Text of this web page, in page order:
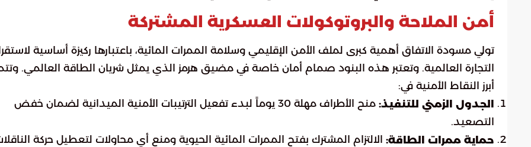
أمن الملاحة والبروتوكولات العسكرية المشتركة
تولي مسودة الاتفاق أهمية كبرى لملف الأمن الإقليمي وسلامة الممرات المائية، باعتبارها ركيزة أساسية
التجارة العالمية. وتعتبر هذه البنود صمام أمان خاصة في مضيق هرمز الذي يمثل شريان الطاقة العالمي.
أبرز النقاط الأمنية في:
الجدول الزمني للتنفيذ:
منح الأطراف مهلة 30 يوماً لبدء تفعيل الترتيبات الأمنية الميدانية لضمان خفض
التصعيد.
حماية ممرات الطاقة: الالتزام المشترك بفتح الممرات المائية الحيوية ومنع أي محاولات لتعطيل حركة